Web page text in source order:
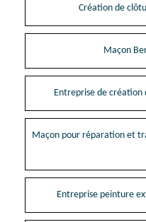
Création de
Maçon
Entreprise de création
Maçon pour réparation et
Entreprise peinture